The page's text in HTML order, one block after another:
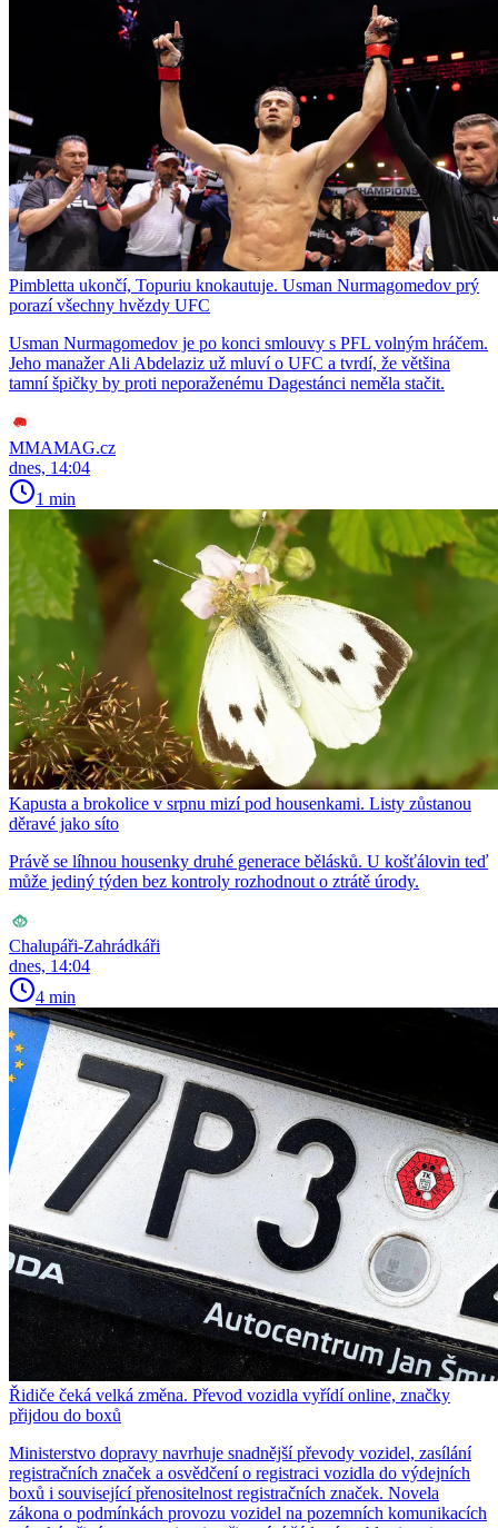
Pimbletta ukončí, Topuriu knokautuje. Usman Nurmagomedov prý
porazí všechny hvězdy UFC
Usman Nurmagomedov je po konci smlouvy s PFL volným hráčem.
Jeho manažer Ali Abdelaziz už mluví o UFC a tvrdí, že většina
tamní špičky by proti neporaženému Dagestánci neměla stačit.
MMAMAG.cz
dnes, 14:04
1 min
Kapusta a brokolice v srpnu mizí pod housenkami. Listy zůstanou
děravé jako síto
Právě se líhnou housenky druhé generace bělásků. U košťálovin teď
může jediný týden bez kontroly rozhodnout o ztrátě úrody.
Chalupáři-Zahrádkáři
dnes, 14:04
4 min
Řidiče čeká velká změna. Převod vozidla vyřídí online, značky
přijdou do boxů
Ministerstvo dopravy navrhuje snadnější převody vozidel, zasílání
registračních značek a osvědčení o registraci vozidla do výdejních
boxů i související přenositelnost registračních značek. Novela
zákona o podmínkách provozu vozidel na pozemních komunikacích